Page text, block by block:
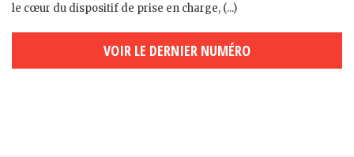
le cœur du dispositif de prise en charge, (...)
VOIR LE DERNIER NUMÉRO